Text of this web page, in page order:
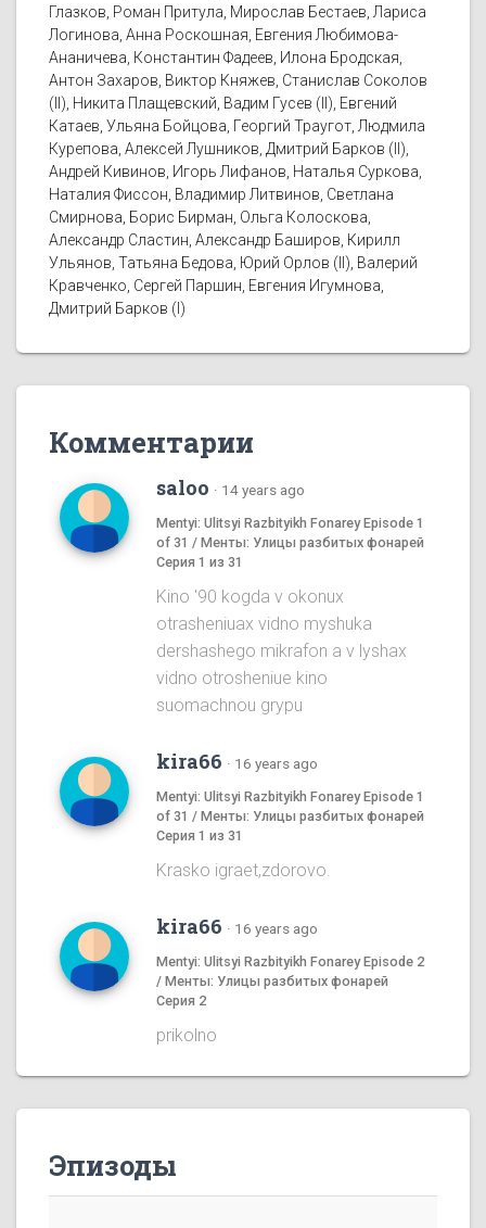
Глазков, Роман Притула, Мирослав Бестаев, Лариса
Логинова, Анна Роскошная, Евгения Любимова-
Ананичева, Константин Фадеев, Илона Бродская,
Антон Захаров, Виктор Княжев, Станислав Соколов
(II), Никита Плащевский, Вадим Гусев (II), Евгений
Катаев, Ульяна Бойцова, Георгий Траугот, Людмила
Курепова, Алексей Лушников, Дмитрий Барков (II),
Андрей Кивинов, Игорь Лифанов, Наталья Суркова,
Наталия Фиссон, Владимир Литвинов, Светлана
Смирнова, Борис Бирман, Ольга Колоскова,
Александр Сластин, Александр Баширов, Кирилл
Ульянов, Татьяна Бедова, Юрий Орлов (II), Валерий
Кравченко, Сергей Паршин, Евгения Игумнова,
Дмитрий Барков (I)
Комментарии
saloo · 14 years ago
Mentyi: Ulitsyi Razbityikh Fonarey Episode 1
of 31 / Менты: Улицы разбитых фонарей
Серия 1 из 31
Kino '90 kogda v okonux
otrasheniuax vidno myshuka
dershashego mikrafon a v lyshax
vidno otrosheniue kino
suomachnou grypu
kira66 · 16 years ago
Mentyi: Ulitsyi Razbityikh Fonarey Episode 1
of 31 / Менты: Улицы разбитых фонарей
Серия 1 из 31
Krasko igraet,zdorovo.
kira66 · 16 years ago
Mentyi: Ulitsyi Razbityikh Fonarey Episode 2
/ Менты: Улицы разбитых фонарей
Серия 2
prikolno
Эпизоды